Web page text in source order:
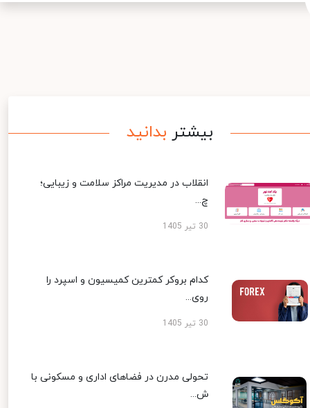
بیشتر بدانید
انقلاب در مدیریت مراکز سلامت و زیبایی؛
چ...
30 تیر 1405
کدام بروکر کمترین کمیسیون و اسپرد را
روی...
30 تیر 1405
تحولی مدرن در فضاهای اداری و مسکونی با
ش...